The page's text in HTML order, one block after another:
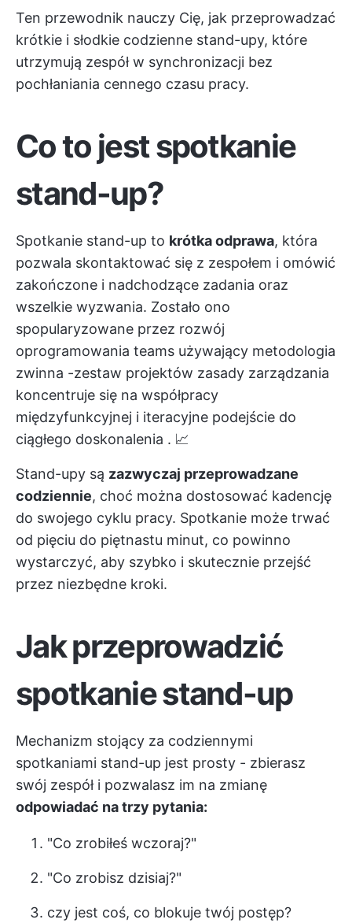
Ten przewodnik nauczy Cię, jak przeprowadzać
krótkie i słodkie codzienne stand-upy, które
utrzymują zespół w synchronizacji bez
pochłaniania cennego czasu pracy.
Co to jest spotkanie
stand-up?
Spotkanie stand-up to krótka odprawa, która
pozwala skontaktować się z zespołem i omówić
zakończone i nadchodzące zadania oraz
wszelkie wyzwania. Zostało ono
spopularyzowane przez rozwój
oprogramowania teams używający metodologia
zwinna -zestaw projektów zasady zarządzania
koncentruje się na współpracy
międzyfunkcyjnej i iteracyjne podejście do
ciągłego doskonalenia . 📈
Stand-upy są zazwyczaj przeprowadzane
codziennie, choć można dostosować kadencję
do swojego cyklu pracy. Spotkanie może trwać
od pięciu do piętnastu minut, co powinno
wystarczyć, aby szybko i skutecznie przejść
przez niezbędne kroki.
Jak przeprowadzić
spotkanie stand-up
Mechanizm stojący za codziennymi
spotkaniami stand-up jest prosty - zbierasz
swój zespół i pozwalasz im na zmianę
odpowiadać na trzy pytania:
"Co zrobiłeś wczoraj?"
"Co zrobisz dzisiaj?"
czy jest coś, co blokuje twój postęp?